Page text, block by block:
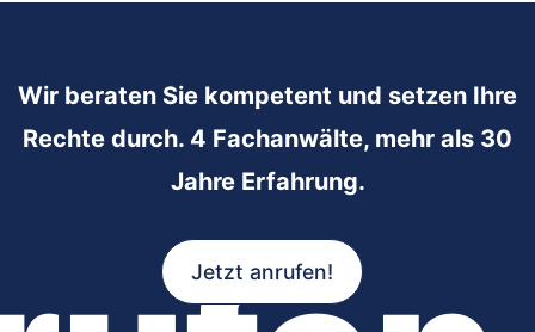
Wir beraten Sie kompetent und setzen Ihre
Rechte durch. 4 Fachanwälte, mehr als 30
Jahre Erfahrung.
Jetzt anrufen!